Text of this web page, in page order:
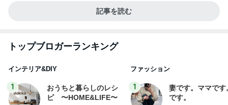
記事を読む
トップブロガーランキング
インテリア&DIY
1
おうちと暮らしのレシ
ピ 〜HOME&LIFE〜
ファッション
1
妻です。ママです
です。